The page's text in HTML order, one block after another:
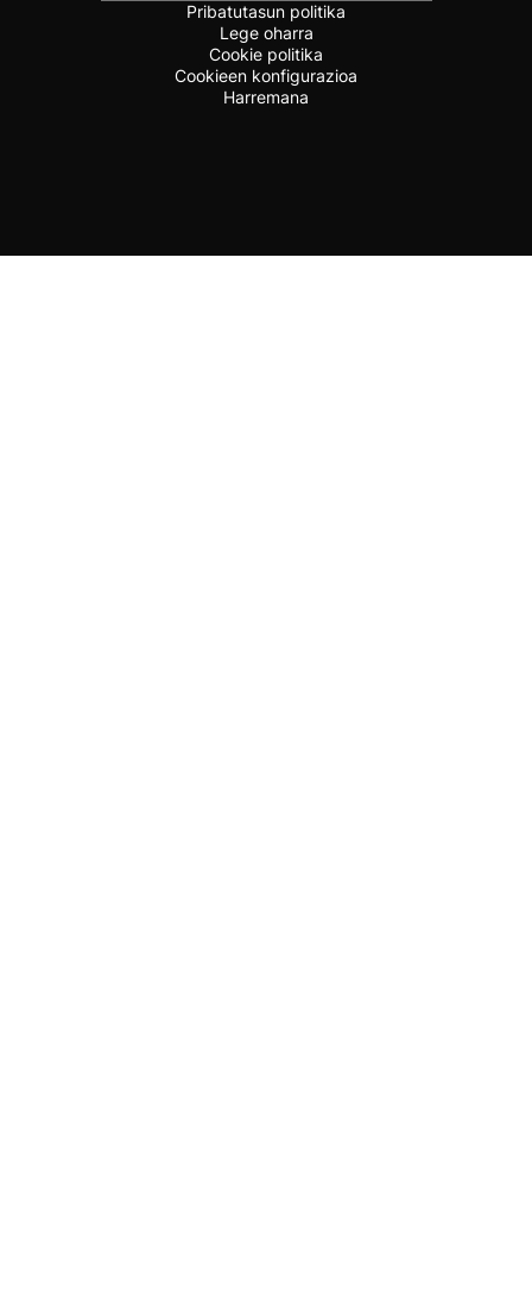
Pribatutasun politika
Lege oharra
Cookie politika
Cookieen konfigurazioa
Harremana